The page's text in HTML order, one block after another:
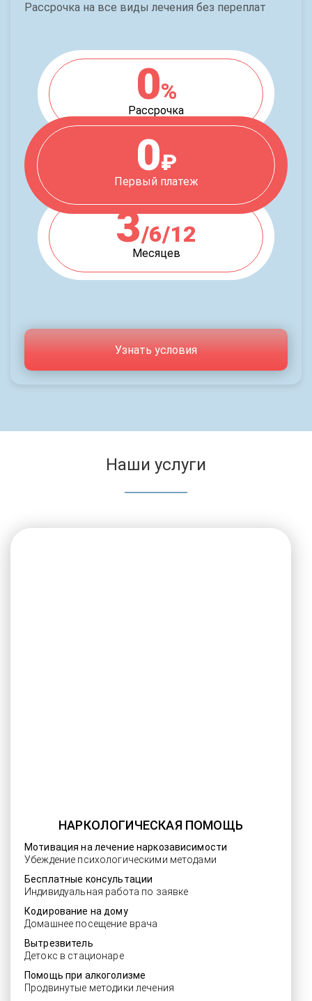
Рассрочка на все виды лечения без переплат
0%
Рассрочка
0₽
Первый платеж
3/6/12
Месяцев
Узнать условия
Наши услуги
НАРКОЛОГИЧЕСКАЯ ПОМОЩЬ
Мотивация на лечение наркозависимости
Убеждение психологическими методами
Бесплатные консультации
Индивидуальная работа по заявке
Кодирование на дому
Домашнее посещение врача
Вытрезвитель
Детокс в стационаре
Помощь при алкоголизме
Продвинутые методики лечения